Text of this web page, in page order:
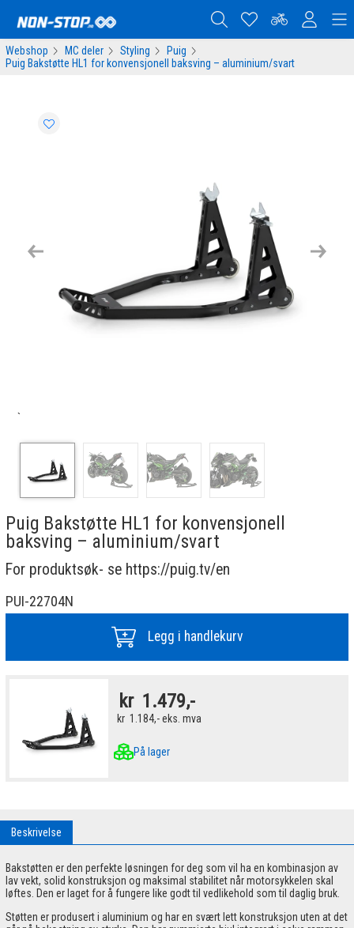
Webshop MC deler Styling
Puig
Puig Bakstøtte HL1 for konvensjonell baksving – aluminium/svart
Previous Next
`
Puig Bakstøtte HL1 for konvensjonell
baksving – aluminium/svart
For produktsøk- se https://puig.tv/en
PUI-22704N
Legg i handlekurv
kr 1.479,-
kr 1.184,-eks. mva
På lager
Beskrivelse
Bakstøtten er den perfekte løsningen for deg som vil ha en kombinasjon av
lav vekt, solid konstruksjon og maksimal stabilitet når motorsykkelen skal
løftes. Den er laget for å fungere like godt til vedlikehold som til daglig bruk.
Støtten er produsert i aluminium og har en svært lett konstruksjon uten at det